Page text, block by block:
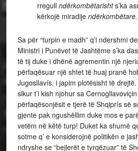
rregull ndërkombëtarishts’ka
kërkojë miradije ndërkombëtare.
Sa për “turpin e madh” q’i ndershmi
Ministri i Punëvet të Jashtëme s’ka
të tij duke i dhënë agrementin një
përfaqësuar një shtet të huaj pranë
Jugosllavís, i japim plotësisht të
sikur t’i kish njohur sa
përfaqësonjësit e tjerë të Shqiprís së
gjente pak ngushëllim duke mos e
vetëm në këtë turp! Duket ka shumë
sotme q’ e konsiderojnë politikën e
ndryshe se “bejlerët e tyrqëzuar” të